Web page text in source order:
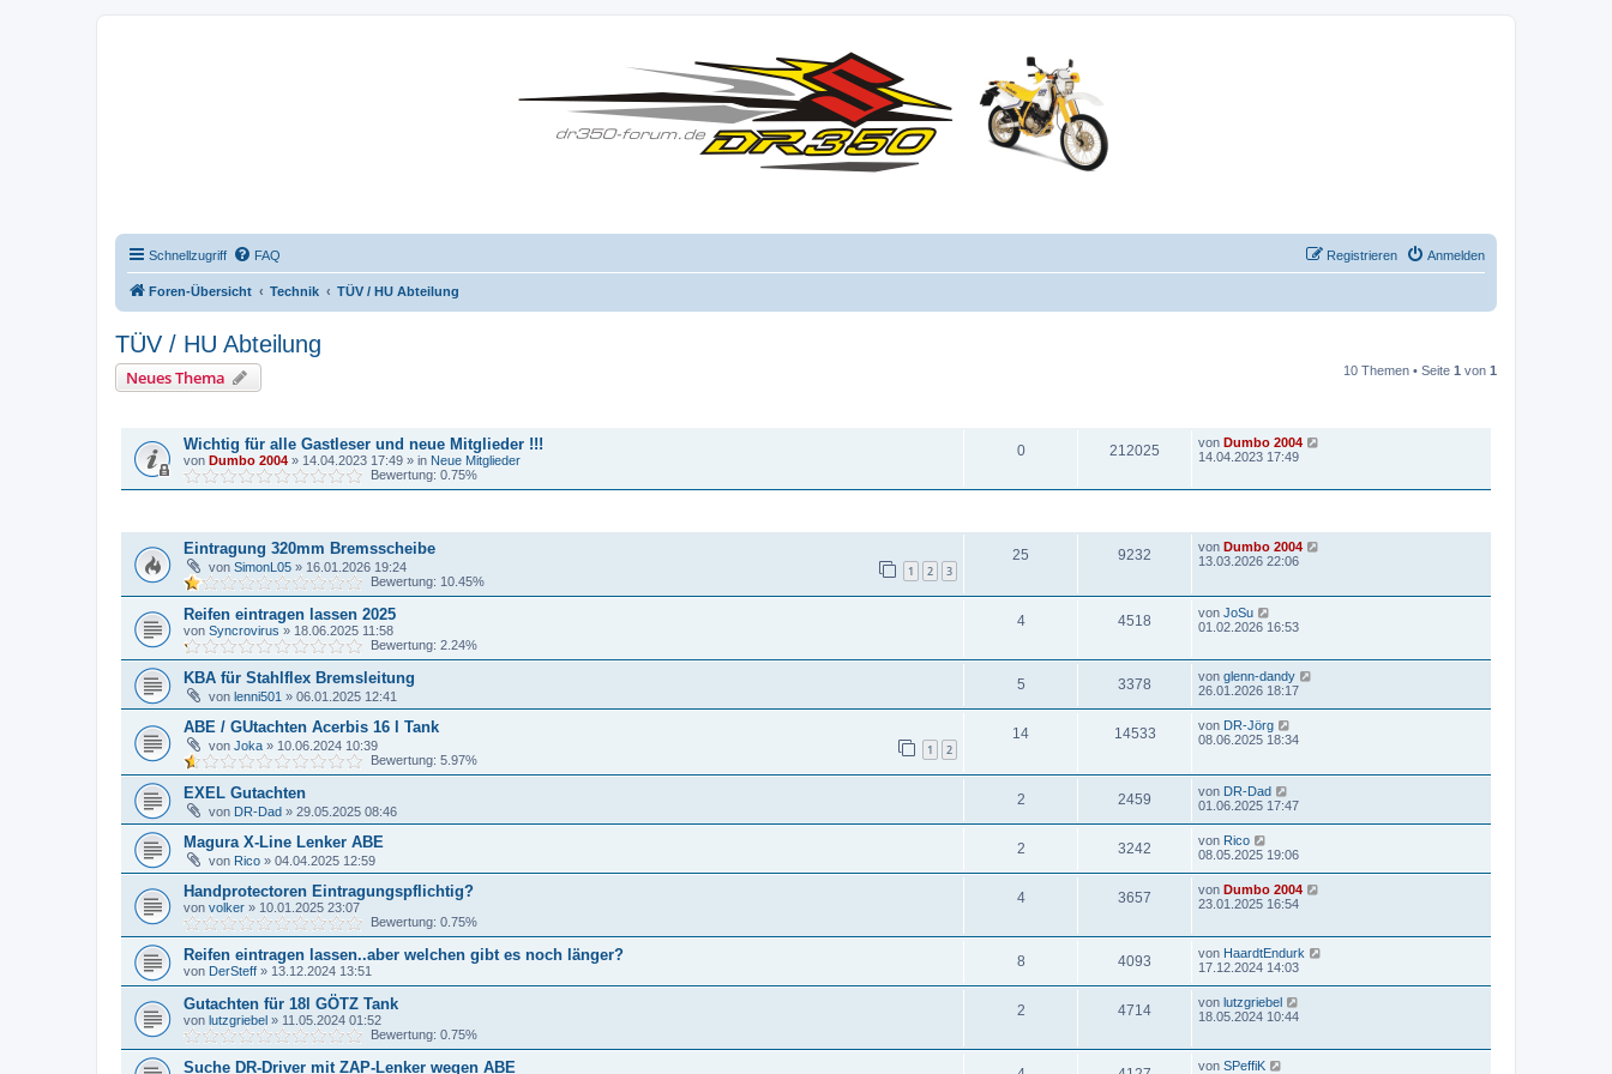
Schnellzugriff FAQ Anmelden
Registrieren
Foren-Übersicht Technik TÜV / HU Abteilung
TÜV / HU Abteilung
Neues Thema 10 Themen • Seite 1 von 1
Wichtig für alle Gastleser und neue Mitglieder !!!
von Dumbo 2004 » 14.04.2023 17:49 » in Neue Mitglieder
Bewertung: 0.75%
0 212025 von Dumbo 2004
14.04.2023 17:49
Eintragung 320mm Bremsscheibe
von SimonL05 » 16.01.2026 19:24 1 2 3
Bewertung: 10.45%
25 9232 von Dumbo 2004
13.03.2026 22:06
Reifen eintragen lassen 2025
von Syncrovirus » 18.06.2025 11:58
Bewertung: 2.24%
4 4518 von JoSu
01.02.2026 16:53
KBA für Stahlflex Bremsleitung
von lenni501 » 06.01.2025 12:41
5 3378 von glenn-dandy
26.01.2026 18:17
ABE / GUtachten Acerbis 16 l Tank
von Joka » 10.06.2024 10:39 1 2
Bewertung: 5.97%
14 14533 von DR-Jörg
08.06.2025 18:34
EXEL Gutachten
von DR-Dad » 29.05.2025 08:46
2 2459 von DR-Dad
01.06.2025 17:47
Magura X-Line Lenker ABE
von Rico » 04.04.2025 12:59
2 3242 von Rico
08.05.2025 19:06
Handprotectoren Eintragungspflichtig?
von volker » 10.01.2025 23:07
Bewertung: 0.75%
4 3657 von Dumbo 2004
23.01.2025 16:54
Reifen eintragen lassen..aber welchen gibt es noch länger?
von DerSteff » 13.12.2024 13:51
8 4093 von HaardtEndurk
17.12.2024 14:03
Gutachten für 18l GÖTZ Tank
von lutzgriebel » 11.05.2024 01:52
Bewertung: 0.75%
2 4714 von lutzgriebel
18.05.2024 10:44
Suche DR-Driver mit ZAP-Lenker wegen ABE von SPeffiK